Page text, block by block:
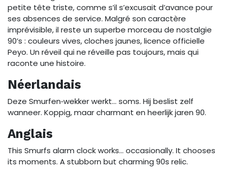
petite tête triste, comme s’il s’excusait d’avance pour
ses absences de service. Malgré son caractère
imprévisible, il reste un superbe morceau de nostalgie
90’s : couleurs vives, cloches jaunes, licence officielle
Peyo. Un réveil qui ne réveille pas toujours, mais qui
raconte une histoire.
Néerlandais
Deze Smurfen‑wekker werkt… soms. Hij beslist zelf
wanneer. Koppig, maar charmant en heerlijk jaren 90.
Anglais
This Smurfs alarm clock works… occasionally. It chooses
its moments. A stubborn but charming 90s relic.